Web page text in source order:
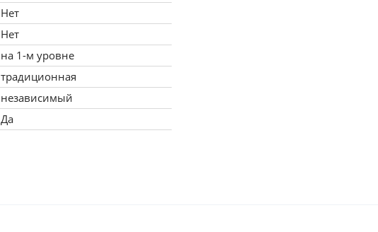
Нет
Нет
на 1-м уровне
традиционная
независимый
Да